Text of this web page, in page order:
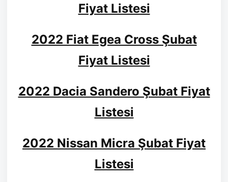
Fiyat Listesi
2022 Fiat Egea Cross Şubat
Fiyat Listesi
2022 Dacia Sandero Şubat Fiyat
Listesi
2022 Nissan Micra Şubat Fiyat
Listesi